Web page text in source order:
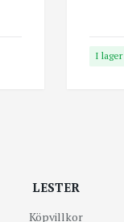
I lager
LESTER
Köpvillkor